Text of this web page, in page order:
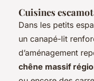
Cuisines
Dans les petits
un canapé-lit
d’aménagement
chêne massif